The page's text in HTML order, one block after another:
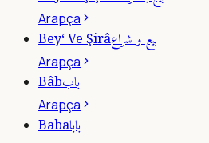
Arapça
Bey‘ Ve Şirâبيع و شراع
Arapça
Bâbباب
Arapça
Babaبابا